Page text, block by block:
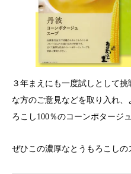
３年まえにも一度試しとして
な方のご意見などを取り入れ
ろこし100％のコーンポタージ
ぜひこの濃厚なとうもろこしの